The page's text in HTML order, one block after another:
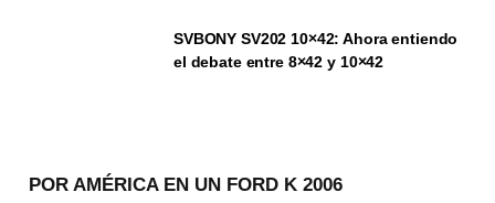
SVBONY SV202 10×42: Ahora entiendo
el debate entre 8×42 y 10×42
POR AMÉRICA EN UN FORD K 2006